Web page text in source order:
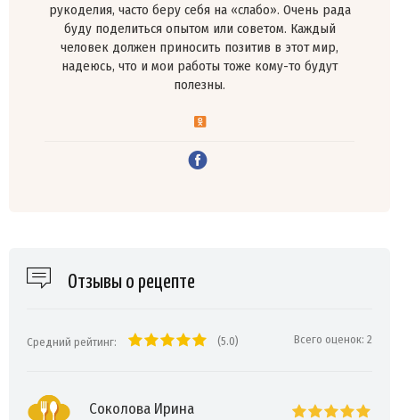
рукоделия, часто беру себя на «слабо». Очень рада
буду поделиться опытом или советом. Каждый
человек должен приносить позитив в этот мир,
надеюсь, что и мои работы тоже кому-то будут
полезны.
Отзывы о рецепте
Средний рейтинг: (5.0) Всего оценок: 2
Соколова Ирина